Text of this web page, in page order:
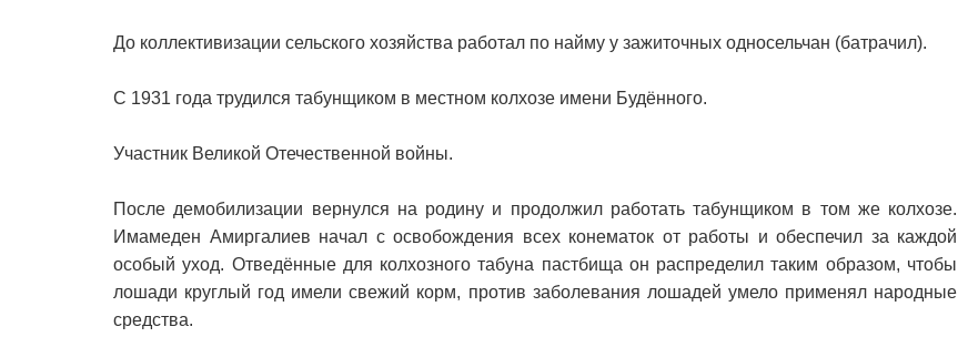
До коллективизации сельского хозяйства работал по найму у зажиточных односельчан (батрачил).
С 1931 года трудился табунщиком в местном колхозе имени Будённого.
Участник Великой Отечественной войны.
После демобилизации вернулся на родину и продолжил работать табунщиком в том же колхозе.
Имамеден Амиргалиев начал с освобождения всех конематок от работы и обеспечил за каждой
особый уход. Отведённые для колхозного табуна пастбища он распределил таким образом, чтобы
лошади круглый год имели свежий корм, против заболевания лошадей умело применял народные
средства.